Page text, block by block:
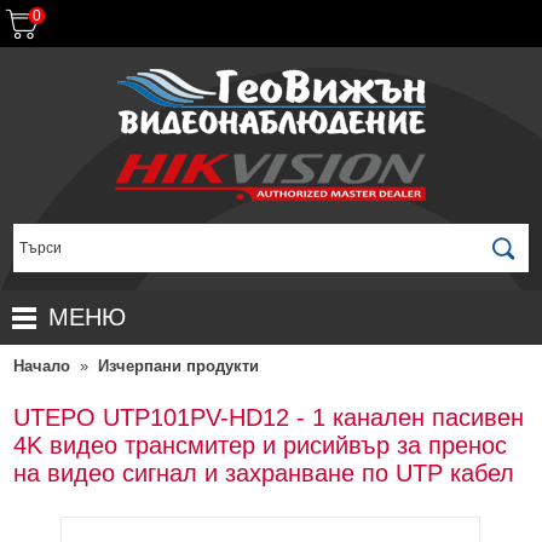
0
МЕНЮ
НАЧАЛО
ПРОДУКТИ
ПРОМОЦИИ
ЗА ДИСТРИБУТОРИ
Начало » Изчерпани продукти
UTEPO UTP101PV-HD12 - 1 канален пасивен
4K видео трансмитер и рисийвър за пренос
на видео сигнал и захранване по UTP кабел